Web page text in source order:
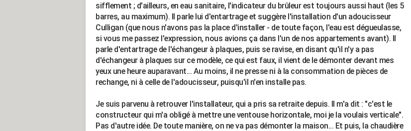
sifflement ; d'ailleurs, en eau sanitaire, l'indicateur du brûleur est toujours aussi haut (les 5
barres, au maximum). Il parle lui d'entartrage et suggère l'installation d'un adoucisseur
Culligan (que nous n'avons pas la place d'installer - de toute façon, l'eau est dégueulasse,
si vous me passez l'expression, nous avions ça dans l'un de nos appartements avant). Il
parle d'entartrage de l'échangeur à plaques, puis se ravise, en disant qu'il n'y a pas
d'échangeur à plaques sur ce modèle, ce qui est faux, il vient de le démonter devant mes
yeux une heure auparavant... Au moins, il ne presse ni à la consommation de pièces de
rechange, ni à celle de l'adoucisseur, puisqu'il n'en installe pas.
Je suis parvenu à retrouver l'installateur, qui a pris sa retraite depuis. Il m'a dit : "c'est le
constructeur qui m'a obligé à mettre une ventouse horizontale, moi je la voulais verticale".
Pas d'autre idée. De toute manière, on ne va pas démonter la maison... Et puis, la chaudière